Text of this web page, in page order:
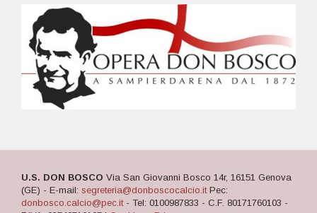
U.S. DON BOSCO Via San Giovanni Bosco 14r, 16151 Genova
(GE) - E-mail: segreteria@donboscocalcio.itPec:
donbosco.calcio@pec.it- Tel: 0100987833 - C.F. 80171760103 -